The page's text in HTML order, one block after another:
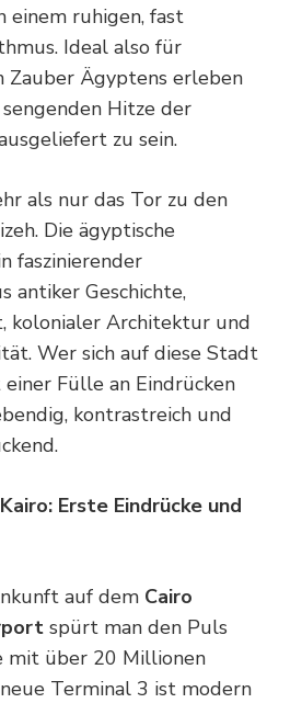
einem ruhigen, fast
Ideal also für
Zauber Ägyptens erleben
Hitze der
zu sein.
als nur das Tor zu den
Die ägyptische
faszinierender
antiker Geschichte,
kolonialer Architektur und
Wer sich auf diese Stadt
Fülle an Eindrücken
kontrastreich und
Erste Eindrücke und
auf dem Cairo
spürt man den Puls
mit über 20 Millionen
Terminal 3 ist modern